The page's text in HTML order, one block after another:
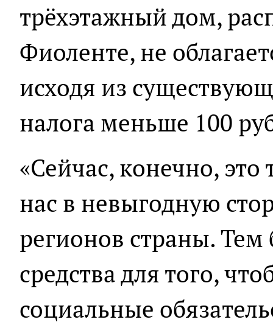
трёхэтажный дом,
Фиоленте, не
исходя из
налога меньше 100
«Сейчас, конечно, это
нас в невыгодную
регионов страны.
средства для того,
социальные